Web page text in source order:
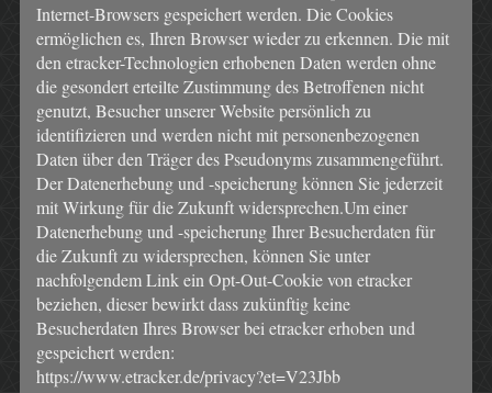
Internet-Browsers gespeichert werden. Die Cookies
ermöglichen es, Ihren Browser wieder zu erkennen. Die mit
den etracker-Technologien erhobenen Daten werden ohne
die gesondert erteilte Zustimmung des Betroffenen nicht
genutzt, Besucher unserer Website persönlich zu
identifizieren und werden nicht mit personenbezogenen
Daten über den Träger des Pseudonyms zusammengeführt.
Der Datenerhebung und -speicherung können Sie jederzeit
mit Wirkung für die Zukunft widersprechen.Um einer
Datenerhebung und -speicherung Ihrer Besucherdaten für
die Zukunft zu widersprechen, können Sie unter
nachfolgendem Link ein Opt-Out-Cookie von etracker
beziehen, dieser bewirkt dass zukünftig keine
Besucherdaten Ihres Browser bei etracker erhoben und
gespeichert werden:
https://www.etracker.de/privacy?et=V23Jbb